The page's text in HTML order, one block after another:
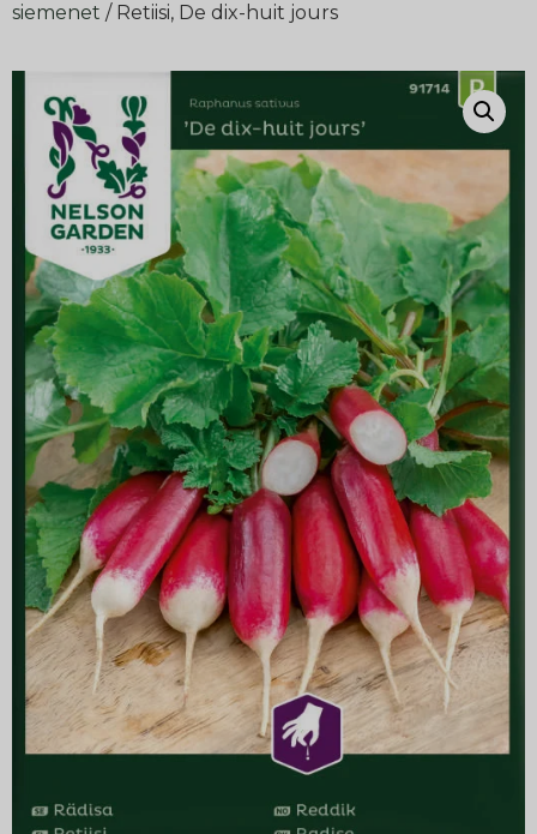
siemenet / Retiisi, De dix-huit jours